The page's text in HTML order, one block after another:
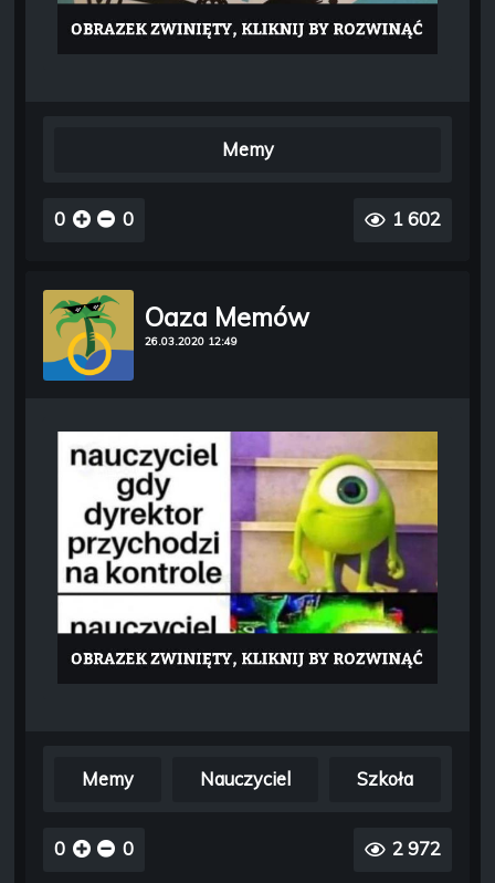
Memy
0 0 1 602
Oaza Memów
26.03.2020 12:49
Memy Nauczyciel Szkoła
0 0 2 972